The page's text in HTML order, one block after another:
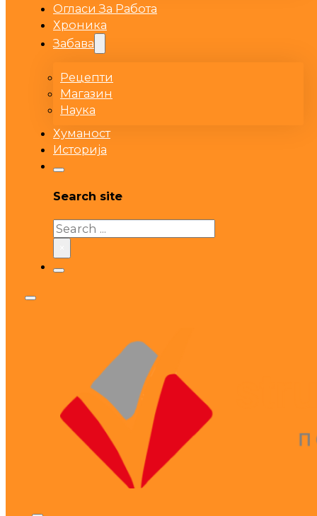
Огласи За Работа
Хроника
Забава
Рецепти
Магазин
Наука
Хуманост
Историја
Search site
Search